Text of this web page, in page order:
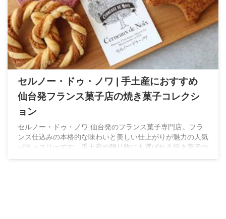
セルノー・ドゥ・ノワ | 手土産におすすめ
仙台発フランス菓子店の焼き菓子コレクシ
ョン
セルノー・ドゥ・ノワ 仙台発のフランス菓子専門店。フラ
ンス仕込みの本格的な味わいと美しい仕上がりが魅力の人気
パティスリーです。手土産や贈り物にも選ばれる焼き菓子の